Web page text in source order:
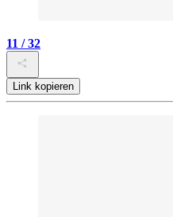
11 / 32
Link kopieren